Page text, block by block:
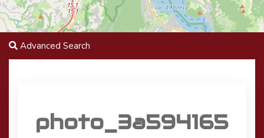
Advanced Search
photo_3a594165